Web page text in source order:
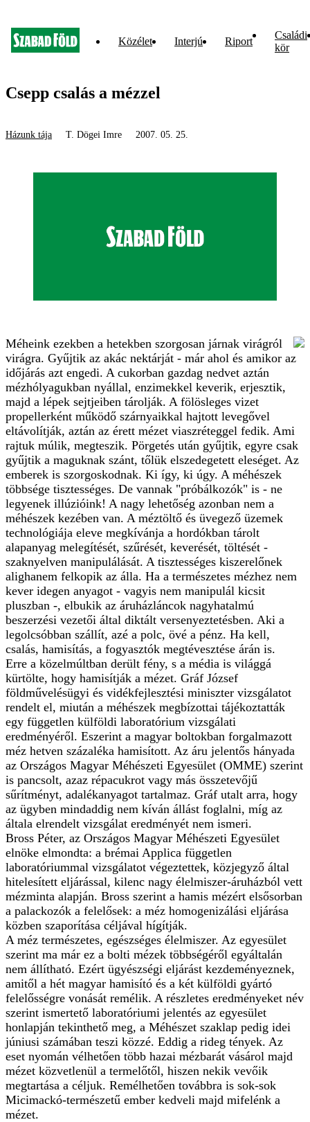
Közélet Interjú Riport
Családi
kör
Csepp csalás a mézzel
Házunk tája T. Dögei Imre 2007. 05. 25.
Méheink ezekben a hetekben szorgosan járnak virágról
virágra. Gyűjtik az akác nektárját - már ahol és amikor az
időjárás azt engedi. A cukorban gazdag nedvet aztán
mézhólyagukban nyállal, enzimekkel keverik, erjesztik,
majd a lépek sejtjeiben tárolják. A fölösleges vizet
propellerként működő szárnyaikkal hajtott levegővel
eltávolítják, aztán az érett mézet viaszréteggel fedik. Ami
rajtuk múlik, megteszik. Pörgetés után gyűjtik, egyre csak
gyűjtik a maguknak szánt, tőlük elszedegetett eleséget. Az
emberek is szorgoskodnak. Ki így, ki úgy. A méhészek
többsége tisztességes. De vannak "próbálkozók" is - ne
legyenek illúzióink! A nagy lehetőség azonban nem a
méhészek kezében van. A méztöltő és ­üvegező üzemek
technológiája eleve megkívánja a hordókban tárolt
alapanyag melegítését, szűrését, keverését, töltését -
szaknyelven manipulálását. A tisztességes kiszerelőnek
alighanem felkopik az álla. Ha a természetes mézhez nem
kever idegen anyagot - vagyis nem manipulál kicsit
pluszban -, elbukik az áruházláncok nagyhatalmú
beszerzési vezetői által diktált versenyeztetésben. Aki a
legolcsóbban szállít, azé a polc, övé a pénz. Ha kell,
csalás, hamisítás, a fogyasztók megtévesztése árán is.
Erre a közelmúltban derült fény, s a média is világgá
kürtölte, hogy hamisítják a mézet. Gráf József
földművelésügyi és vidékfejlesztési miniszter vizsgálatot
rendelt el, miután a méhészek megbízottai tájékoztatták
egy független külföldi laboratórium vizsgálati
eredményéről. Eszerint a magyar boltokban forgalmazott
méz hetven százaléka hamisított. Az áru jelentős hányada
az Országos Magyar Méhészeti Egyesület (OMME) szerint
is pancsolt, azaz répacukrot vagy más összetevőjű
sűrítményt, adalékanyagot tartalmaz. Gráf utalt arra, hogy
az ügyben mindaddig nem kíván állást foglalni, míg az
általa elrendelt vizsgálat eredményét nem ismeri.
Bross Péter, az Országos Magyar Méhészeti Egyesület
elnöke elmondta: a brémai Applica független
laboratóriummal vizsgálatot végeztettek, közjegyző által
hitelesített eljárással, kilenc nagy élelmiszer-áruházból vett
mézminta alapján. Bross szerint a hamis mézért elsősorban
a palackozók a felelősek: a méz homogenizálási eljárása
közben szaporítása céljával hígítják.
A méz természetes, egészséges élelmiszer. Az egyesület
szerint ma már ez a bolti mézek többségéről egyáltalán
nem állítható. Ezért ügyészségi eljárást kezdeményeznek,
amitől a hét magyar hamisító és a két külföldi gyártó
felelősségre vonását remélik. A részletes eredményeket név
szerint ismertető laboratóriumi jelentés az egyesület
honlapján tekinthető meg, a Méhészet szaklap pedig idei
júniusi számában teszi közzé. Eddig a rideg tények. Az
eset nyomán vélhetően több hazai mézbarát vásárol majd
mézet közvetlenül a termelőtől, hiszen nekik vevőik
megtartása a céljuk. Remélhetően továbbra is sok-sok
Micimackó-természetű ember kedveli majd mifelénk a
mézet.